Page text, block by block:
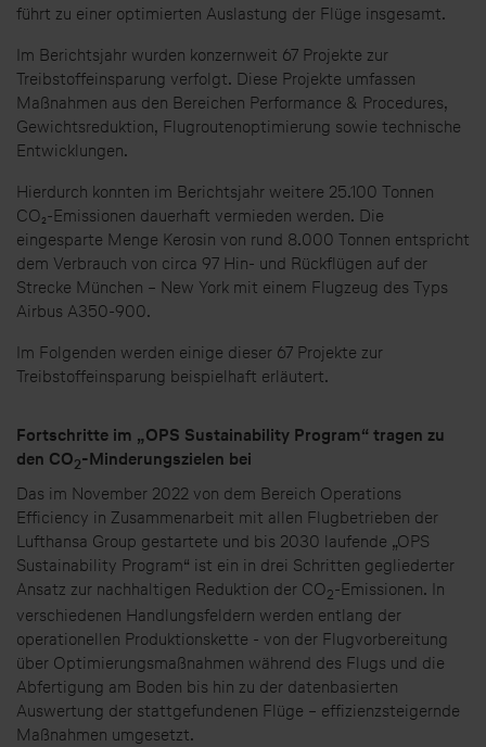
führt zu einer optimierten Auslastung der Flüge insgesamt.
Im Berichtsjahr wurden konzernweit 67 Projekte zur
Treibstoffeinsparung verfolgt. Diese Projekte umfassen
Maßnahmen aus den Bereichen Performance & Procedures,
Gewichtsreduktion, Flugroutenoptimierung sowie technische
Entwicklungen.
Hierdurch konnten im Berichtsjahr weitere 25.100 Tonnen
CO₂-Emissionen dauerhaft vermieden werden. Die
eingesparte Menge Kerosin von rund 8.000 Tonnen entspricht
dem Verbrauch von circa 97 Hin- und Rückflügen auf der
Strecke München – New York mit einem Flugzeug des Typs
Airbus A350-900.
Im Folgenden werden einige dieser 67 Projekte zur
Treibstoffeinsparung beispielhaft erläutert.
Fortschritte im „OPS Sustainability Program“ tragen zu
den CO2-Minderungszielen bei
Das im November 2022 von dem Bereich Operations
Efficiency in Zusammenarbeit mit allen Flugbetrieben der
Lufthansa Group gestartete und bis 2030 laufende „OPS
Sustainability Program“ ist ein in drei Schritten gegliederter
Ansatz zur nachhaltigen Reduktion der CO2-Emissionen. In
verschiedenen Handlungsfeldern werden entlang der
operationellen Produktionskette - von der Flugvorbereitung
über Optimierungsmaßnahmen während des Flugs und die
Abfertigung am Boden bis hin zu der datenbasierten
Auswertung der stattgefundenen Flüge – effizienzsteigernde
Maßnahmen umgesetzt.